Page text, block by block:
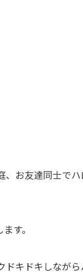
お友達同士で
す。
キドキしなが